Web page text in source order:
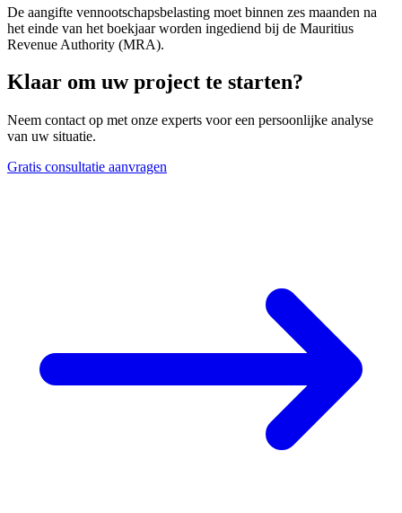
De aangifte vennootschapsbelasting moet binnen zes maanden na
het einde van het boekjaar worden ingediend bij de Mauritius
Revenue Authority (MRA).
Klaar om uw project te starten?
Neem contact op met onze experts voor een persoonlijke analyse
van uw situatie.
Gratis consultatie aanvragen